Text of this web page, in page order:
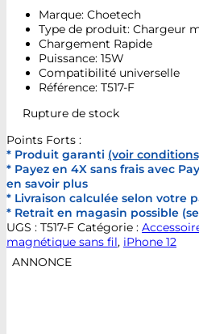
Marque: Choetech
Type de produit: Chargeur
Chargement Rapide
Puissance: 15W
Compatibilité universelle
Référence: T517-F
Rupture de stock
Points Forts :
* Produit garanti (voir
* Payez en 4X sans frais avec
en savoir plus
* Livraison calculée selon votre
* Retrait en magasin possible
UGS : T517-F Catégorie :
magnétique sans fil, iPhone 12
ANNONCE